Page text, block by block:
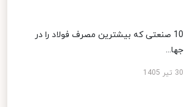
10 صنعتی که بیشترین مصرف فولاد را در
جها...
30 تیر 1405